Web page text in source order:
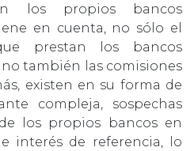
los propios bancos
en cuenta, no sólo el
prestan los bancos
también las comisiones
existen en su forma de
compleja, sospechas
los propios bancos en
interés de referencia, lo